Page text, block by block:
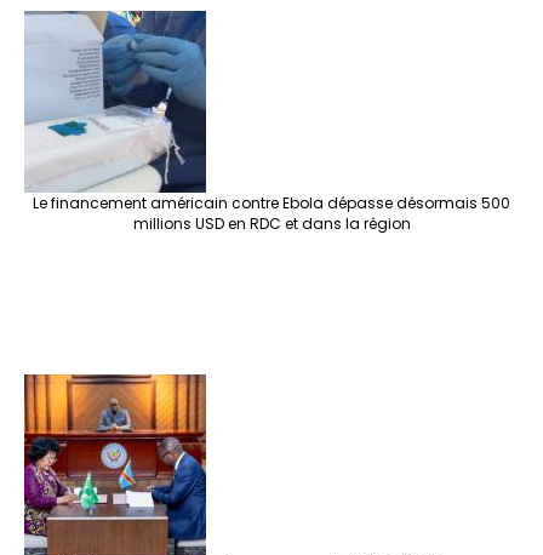
Le financement américain contre Ebola dépasse désormais 500
millions USD en RDC et dans la région